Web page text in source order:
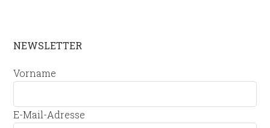
NEWSLETTER
Vorname
E-Mail-Adresse